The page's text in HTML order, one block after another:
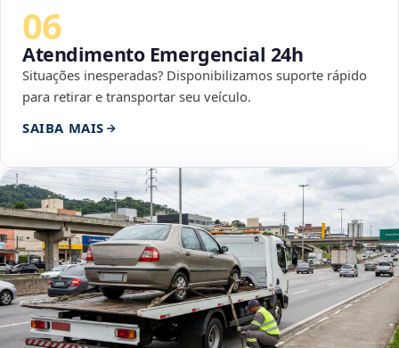
06
Atendimento Emergencial 24h
Situações inesperadas? Disponibilizamos suporte rápido
para retirar e transportar seu veículo.
SAIBA MAIS